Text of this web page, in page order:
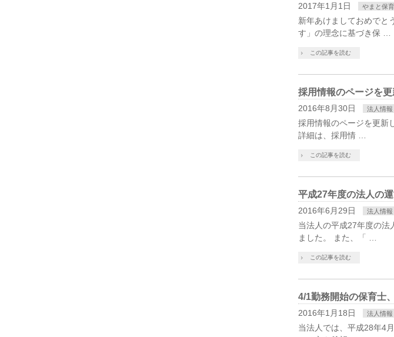
2017年1月1日 やまと保
新年あけましておめでと
す」の理念に基づき保 …
この記事を読む
採用情報のページを更
2016年8月30日 法人情報
採用情報のページを更新
詳細は、採用情 …
この記事を読む
平成27年度の法人の
2016年6月29日 法人情報
当法人の平成27年度の法
ました。 また、「 …
この記事を読む
4/1勤務開始の保育士
2016年1月18日 法人情報
当法人では、平成28年4